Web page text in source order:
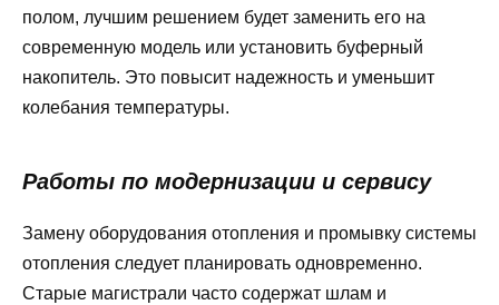
полом, лучшим решением будет заменить его на
современную модель или установить буферный
накопитель. Это повысит надежность и уменьшит
колебания температуры.
Работы по модернизации и сервису
Замену оборудования отопления и промывку системы
отопления следует планировать одновременно.
Старые магистрали часто содержат шлам и